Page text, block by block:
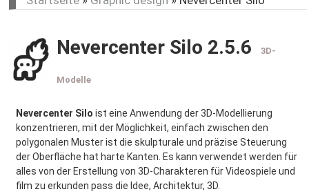
Nevercenter Silo 2.5.6 3D-
Modelle
Nevercenter Silo ist eine Anwendung der 3D-Modellierung
konzentrieren, mit der Möglichkeit, einfach zwischen den
polygonalen Muster ist die skulpturale und präzise Steuerung
der Oberfläche hat harte Kanten. Es kann verwendet werden für
alles von der Erstellung von 3D-Charakteren für Videospiele und
film zu erkunden pass die Idee, Architektur, 3D.